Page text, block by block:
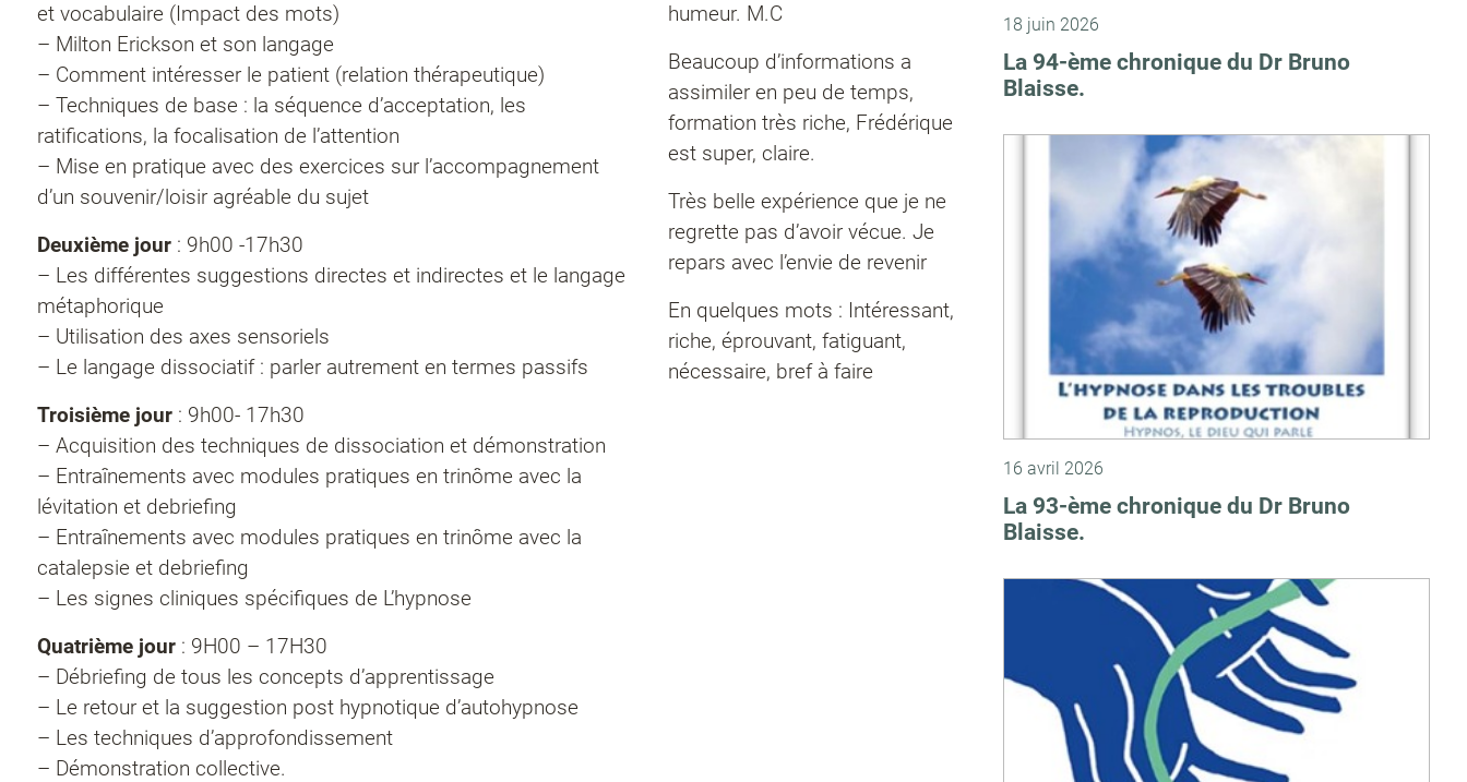
et vocabulaire (Impact des mots)
– Milton Erickson et son langage
– Comment intéresser le patient (relation thérapeutique)
– Techniques de base : la séquence d’acceptation, les
ratifications, la focalisation de l’attention
– Mise en pratique avec des exercices sur l’accompagnement
d’un souvenir/loisir agréable du sujet
Deuxième jour : 9h00 -17h30
– Les différentes suggestions directes et indirectes et le langage
métaphorique
– Utilisation des axes sensoriels
– Le langage dissociatif : parler autrement en termes passifs
Troisième jour : 9h00- 17h30
– Acquisition des techniques de dissociation et démonstration
– Entraînements avec modules pratiques en trinôme avec la
lévitation et debriefing
– Entraînements avec modules pratiques en trinôme avec la
catalepsie et debriefing
– Les signes cliniques spécifiques de L’hypnose
Quatrième jour : 9H00 – 17H30
– Débriefing de tous les concepts d’apprentissage
– Le retour et la suggestion post hypnotique d’autohypnose
– Les techniques d’approfondissement
– Démonstration collective.
humeur. M.C
Beaucoup d’informations a
assimiler en peu de temps,
formation très riche, Frédérique
est super, claire.
Très belle expérience que je ne
regrette pas d’avoir vécue. Je
repars avec l’envie de revenir
En quelques mots : Intéressant,
riche, éprouvant, fatiguant,
nécessaire, bref à faire
18 juin 2026
La 94-ème chronique du Dr Bruno
Blaisse.
16 avril 2026
La 93-ème chronique du Dr Bruno
Blaisse.